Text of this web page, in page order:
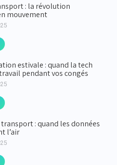
: la révolution
mouvement
estivale : quand la tech
pendant vos congés
: quand les données
l’air